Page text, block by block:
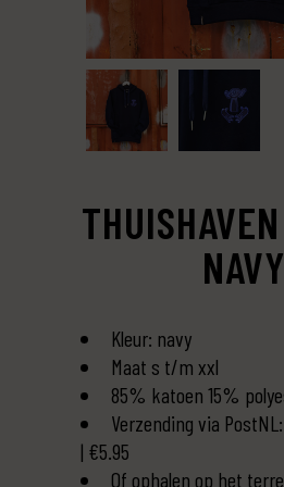
NAVY
Kleur: navy
Maat s t/m xxl
85% katoen 15%
Verzending via
| €5.95
Of ophalen op het